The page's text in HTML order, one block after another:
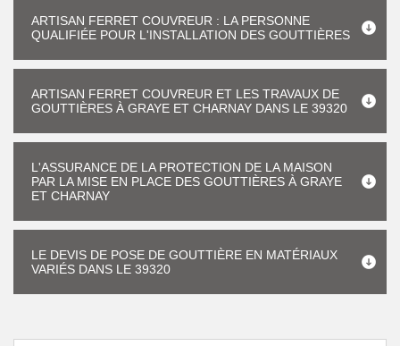
ARTISAN FERRET COUVREUR : LA PERSONNE
QUALIFIÉE POUR L'INSTALLATION DES GOUTTIÈRES
ARTISAN FERRET COUVREUR ET LES TRAVAUX DE
GOUTTIÈRES À GRAYE ET CHARNAY DANS LE 39320
L'ASSURANCE DE LA PROTECTION DE LA MAISON
PAR LA MISE EN PLACE DES GOUTTIÈRES À GRAYE
ET CHARNAY
LE DEVIS DE POSE DE GOUTTIÈRE EN MATÉRIAUX
VARIÉS DANS LE 39320